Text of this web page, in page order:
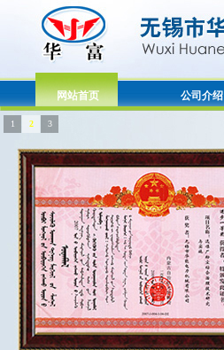
网站首页 公司介绍
1 2 3